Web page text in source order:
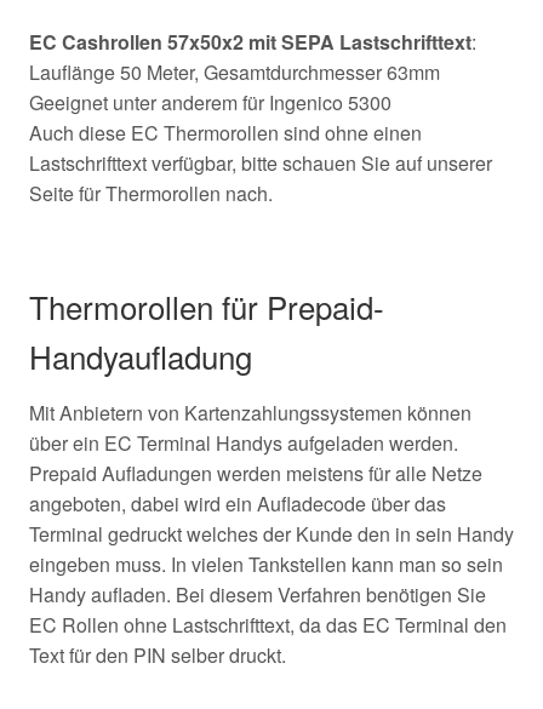
EC Cashrollen 57x50x2 mit SEPA Lastschrifttext:
Lauflänge 50 Meter, Gesamtdurchmesser 63mm
Geeignet unter anderem für Ingenico 5300
Auch diese EC Thermorollen sind ohne einen
Lastschrifttext verfügbar, bitte schauen Sie auf unserer
Seite für Thermorollen nach.
Thermorollen für Prepaid-
Handyaufladung
Mit Anbietern von Kartenzahlungssystemen können
über ein EC Terminal Handys aufgeladen werden.
Prepaid Aufladungen werden meistens für alle Netze
angeboten, dabei wird ein Aufladecode über das
Terminal gedruckt welches der Kunde den in sein Handy
eingeben muss. In vielen Tankstellen kann man so sein
Handy aufladen. Bei diesem Verfahren benötigen Sie
EC Rollen ohne Lastschrifttext, da das EC Terminal den
Text für den PIN selber druckt.